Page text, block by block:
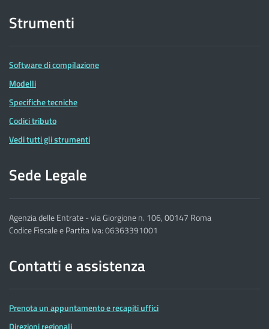
Strumenti
Software di compilazione
Modelli
Specifiche tecniche
Codici tributo
Vedi tutti gli strumenti
Sede Legale
Agenzia delle Entrate - via Giorgione n. 106, 00147 Roma
Codice Fiscale e Partita Iva: 06363391001
Contatti e assistenza
Prenota un appuntamento e recapiti uffici